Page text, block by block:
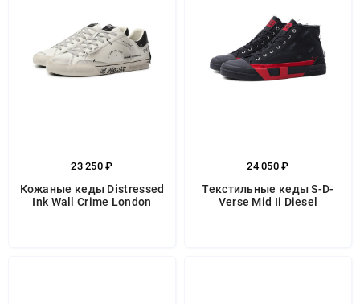
23 250 ₽
Кожаные кеды Distressed
Ink Wall Crime London
24 050 ₽
Текстильные кеды S-D-
Verse Mid Ii Diesel